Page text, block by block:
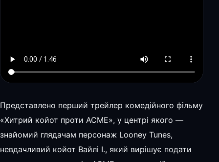
Представлено перший трейлер комедійного фільму
«Хитрий койот проти ACME», у центрі якого —
знайомий глядачам персонаж Looney Tunes,
невдачливий койот Вайлі І., який вирішує подати